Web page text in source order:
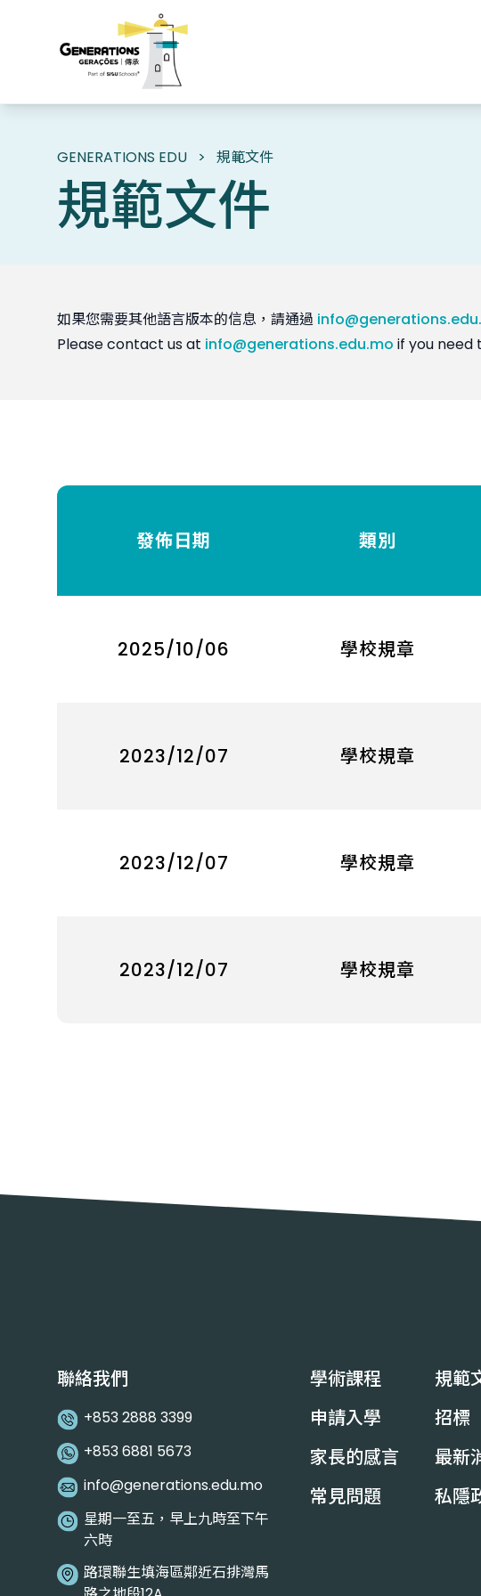
GENERATIONS EDU > 規範文件
規範文件
如果您需要其他語言版本的信息，請通過
Please contact us at info@generations.edu.mo if you need
發佈日期 類別
2025/10/06 學校規章
2023/12/07 學校規章
2023/12/07 學校規章
2023/12/07 學校規章
聯絡我們
+853 2888 3399
+853 6881 5673
info@generations.edu.mo
星期一至五，早上九時至下午
六時
路環聯生填海區鄰近石排灣馬
學術課程
申請入學
家長的感言
常見問題
規範
招標
最新
私隱